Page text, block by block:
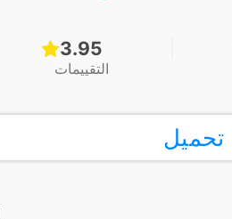
3.95
التقييمات
تحميل